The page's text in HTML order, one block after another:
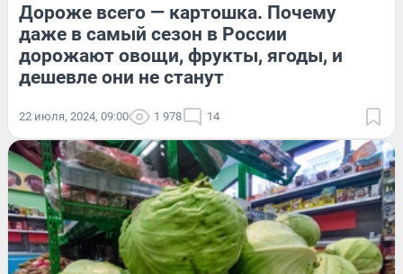
Дороже всего — картошка. Почему
даже в самый сезон в России
дорожают овощи, фрукты, ягоды, и
дешевле они не станут
22 июля, 2024, 09:00 1 978 14